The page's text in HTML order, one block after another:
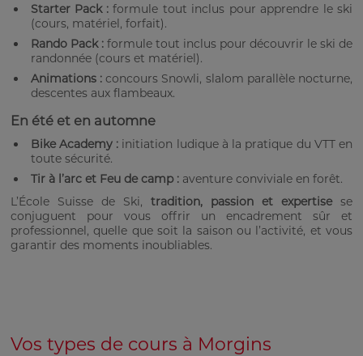
Starter Pack : formule tout inclus pour apprendre le ski
(cours, matériel, forfait).
Rando Pack : formule tout inclus pour découvrir le ski de
randonnée (cours et matériel).
Animations : concours Snowli, slalom parallèle nocturne,
descentes aux flambeaux.
En été et en automne
Bike Academy : initiation ludique à la pratique du VTT en
toute sécurité.
Tir à l’arc et Feu de camp : aventure conviviale en forêt.
L’École Suisse de Ski, tradition, passion et expertisese
conjuguent pour vous offrir un encadrement sûr et
professionnel, quelle que soit la saison ou l’activité, et vous
garantir des moments inoubliables.
Vos types de cours à Morgins